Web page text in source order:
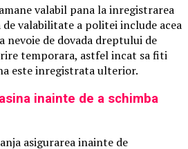
valabil pana la inregistrarea
de valabilitate a politei include acea
nevoie de dovada dreptului de
temporara, astfel incat sa fiti
este inregistrata ulterior.
inainte de a schimba
asigurarea inainte de